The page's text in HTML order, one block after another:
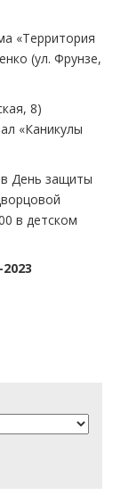
«Территория
(ул. Фрунзе,
8)
«Каникулы
День защиты
в детском